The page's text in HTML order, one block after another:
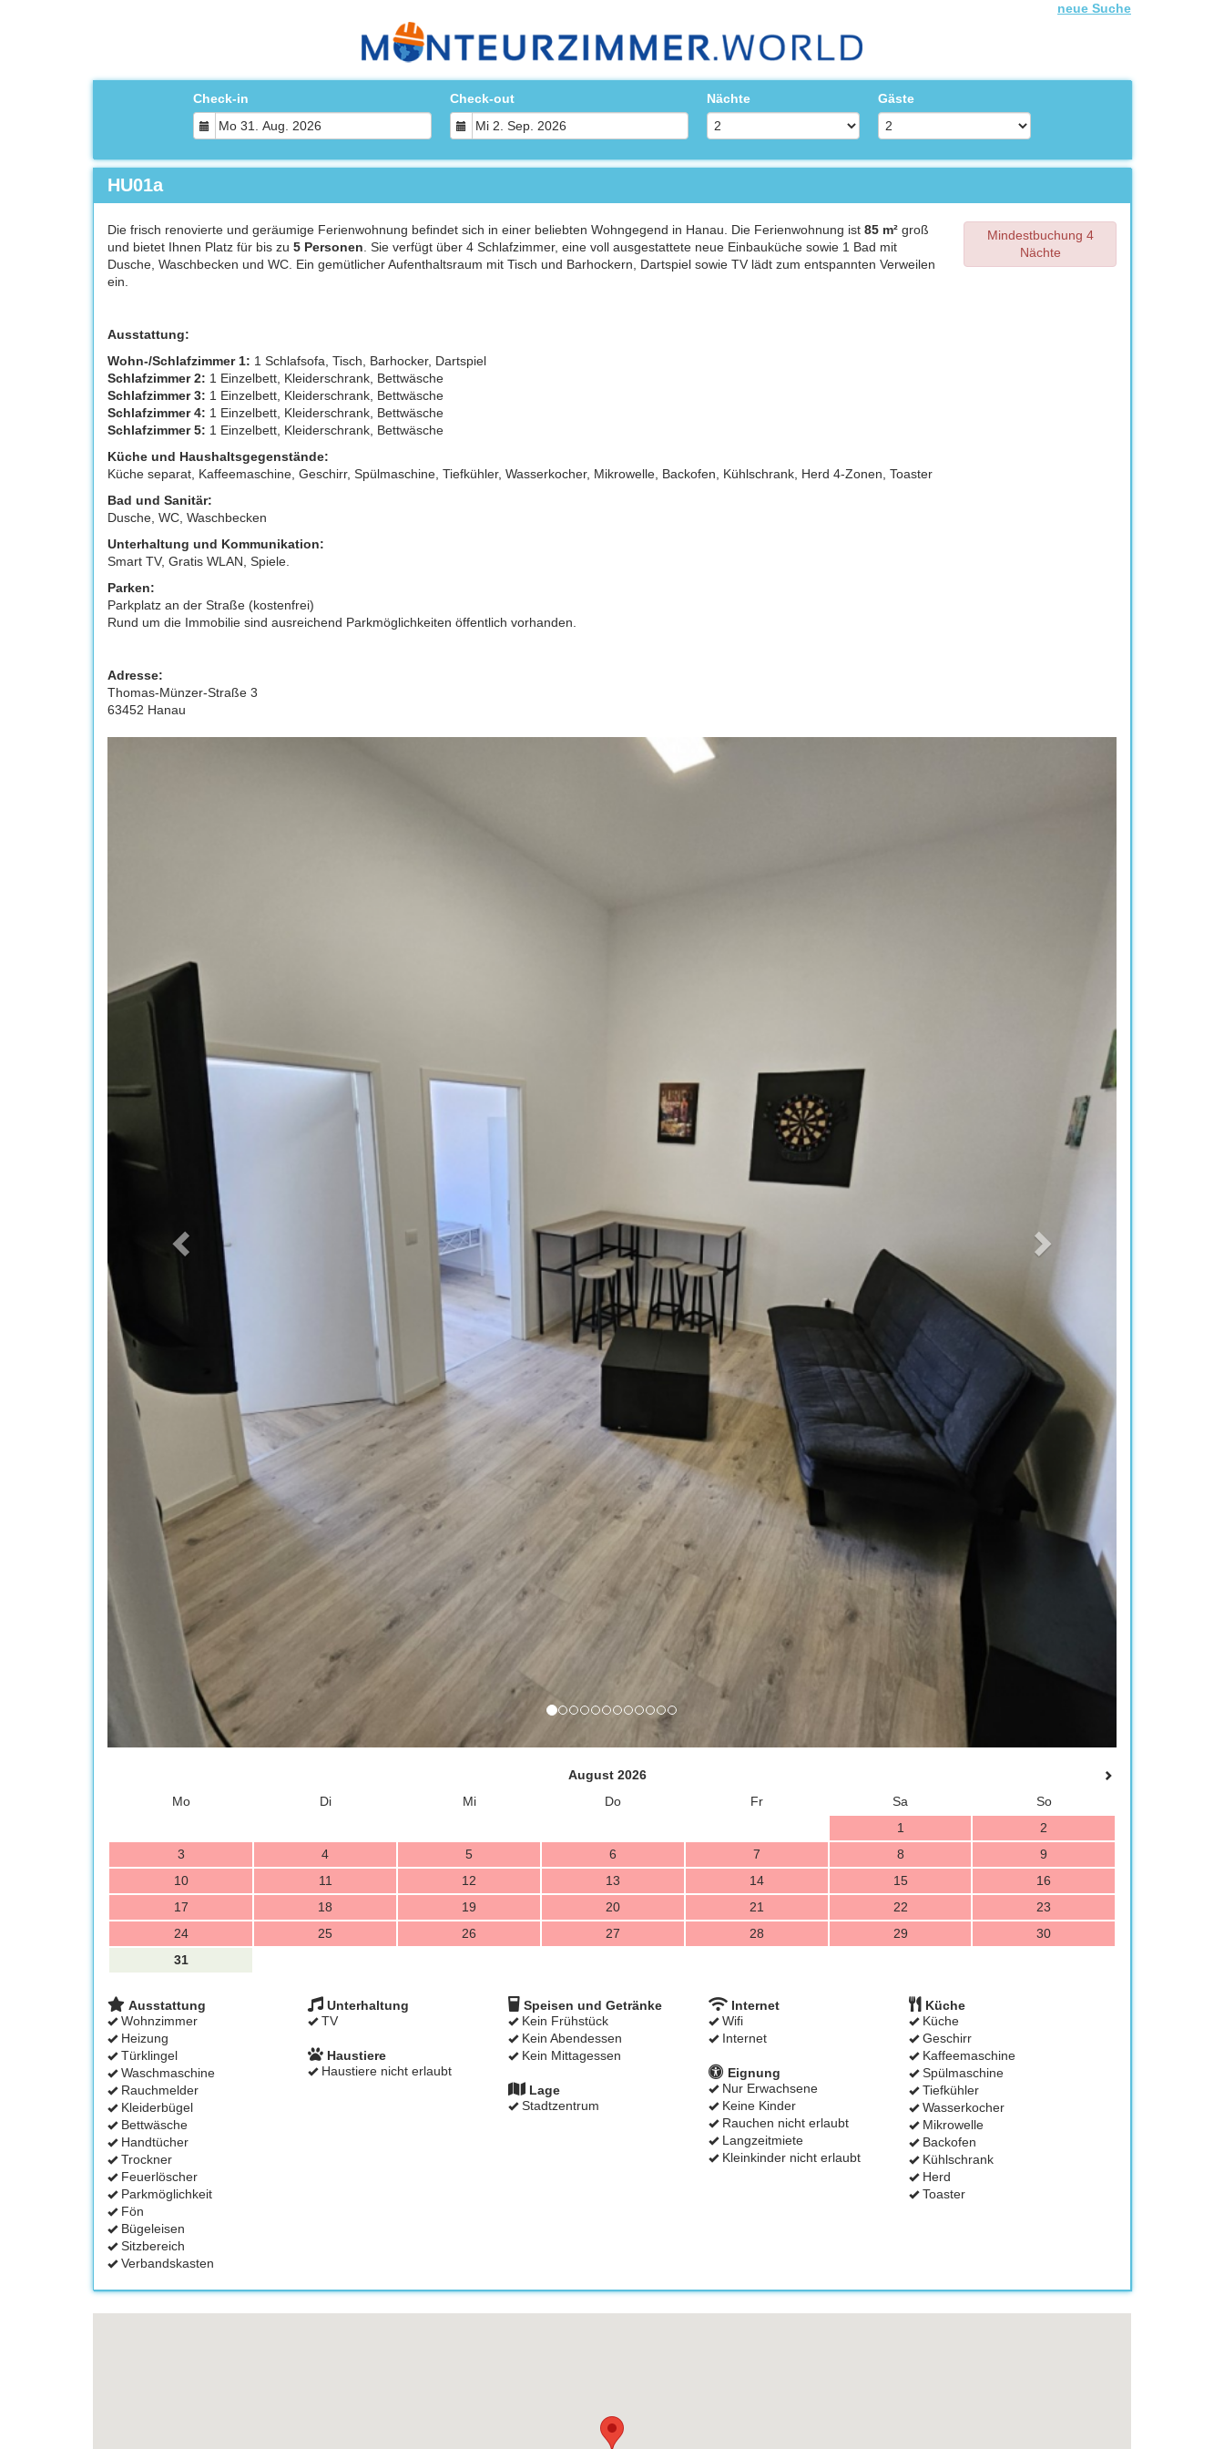
neue Suche
Check-in Check-out Nächte Gäste
HU01a
Die frisch renovierte und geräumige Ferienwohnung befindet sich in einer beliebten Wohngegend in Hanau. Die Ferienwohnung ist 85 m² groß
und bietet Ihnen Platz für bis zu 5 Personen . Sie verfügt über 4 Schlafzimmer, eine voll ausgestattete neue Einbauküche sowie 1 Bad mit
Dusche, Waschbecken und WC. Ein gemütlicher Aufenthaltsraum mit Tisch und Barhockern, Dartspiel sowie TV lädt zum entspannten Verweilen
ein.
Ausstattung:
Wohn-/Schlafzimmer 1: 1 Schlafsofa, Tisch, Barhocker, Dartspiel
Schlafzimmer 2: 1 Einzelbett, Kleiderschrank, Bettwäsche
Schlafzimmer 3: 1 Einzelbett, Kleiderschrank, Bettwäsche
Schlafzimmer 4: 1 Einzelbett, Kleiderschrank, Bettwäsche
Schlafzimmer 5: 1 Einzelbett, Kleiderschrank, Bettwäsche
Küche und Haushaltsgegenstände:
Küche separat, Kaffeemaschine, Geschirr, Spülmaschine, Tiefkühler, Wasserkocher, Mikrowelle, Backofen, Kühlschrank, Herd 4-Zonen, Toaster
Bad und Sanitär:
Dusche, WC, Waschbecken
Unterhaltung und Kommunikation:
Smart TV, Gratis WLAN, Spiele.
Parken:
Parkplatz an der Straße (kostenfrei)
Rund um die Immobilie sind ausreichend Parkmöglichkeiten öffentlich vorhanden.
Adresse:
Thomas-Münzer-Straße 3
63452 Hanau
Mindestbuchung 4
Nächte
August 2026
Mo
Di Mi Do Fr Sa
So
1
2
3
4 5 6 7 8
9
10
11 12 13 14 15
16
17
18 19 20 21 22
23
24
25 26 27 28 29
30
31
Ausstattung
Wohnzimmer
Heizung
Türklingel
Waschmaschine
Rauchmelder
Kleiderbügel
Bettwäsche
Handtücher
Trockner
Feuerlöscher
Parkmöglichkeit
Fön
Bügeleisen
Sitzbereich
Verbandskasten
Unterhaltung
TV
Speisen und Getränke
Kein Frühstück
Kein Abendessen
Kein Mittagessen
Internet
Wifi
Internet
Küche
Küche
Geschirr
Kaffeemaschine
Spülmaschine
Tiefkühler
Wasserkocher
Mikrowelle
Backofen
Kühlschrank
Herd
Toaster
Haustiere
Haustiere nicht erlaubt
Eignung
Nur Erwachsene
Keine Kinder
Rauchen nicht erlaubt
Langzeitmiete
Kleinkinder nicht erlaubt
Lage
Stadtzentrum